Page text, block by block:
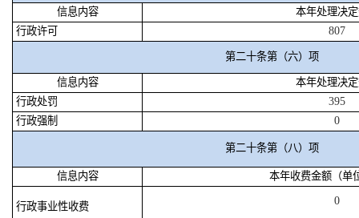
信息内容
本年处理决
行政许可
807
第二十条第（六）项
信息内容
本年处理决
行政处罚
395
行政强制
0
第二十条第（八）项
信息内容 本年收费金额（单
行政事业性收费 0